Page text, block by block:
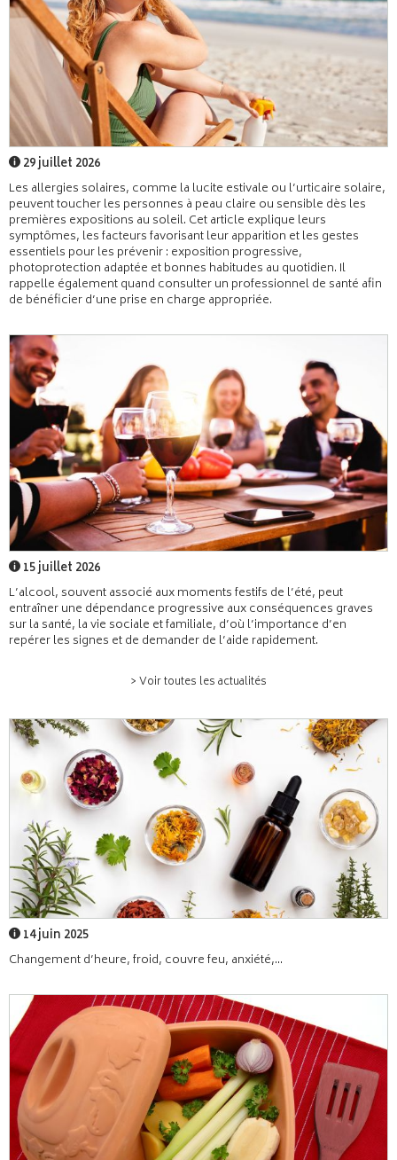
29 juillet 2026
Les allergies solaires, comme la lucite estivale ou l’urticaire solaire,
peuvent toucher les personnes à peau claire ou sensible dès les
premières expositions au soleil. Cet article explique leurs
symptômes, les facteurs favorisant leur apparition et les gestes
essentiels pour les prévenir : exposition progressive,
photoprotection adaptée et bonnes habitudes au quotidien. Il
rappelle également quand consulter un professionnel de santé afin
de bénéficier d’une prise en charge appropriée.
15 juillet 2026
L’alcool, souvent associé aux moments festifs de l’été, peut
entraîner une dépendance progressive aux conséquences graves
sur la santé, la vie sociale et familiale, d’où l’importance d’en
repérer les signes et de demander de l’aide rapidement.
> Voir toutes les actualités
14 juin 2025
Changement d’heure, froid, couvre feu, anxiété,...